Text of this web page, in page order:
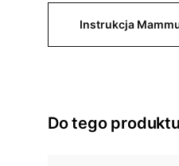
Instrukcja
Do tego